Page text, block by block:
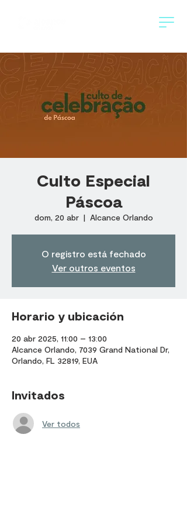
Culto Especial
Páscoa
dom, 20 abr
  |
Alcance Orlando
O registro está fechado
Ver outros eventos
Horario y ubicación
20 abr 2025, 11:00 – 13:00
Alcance Orlando, 7039 Grand National Dr,
Orlando, FL 32819, EUA
Invitados
Ver todos